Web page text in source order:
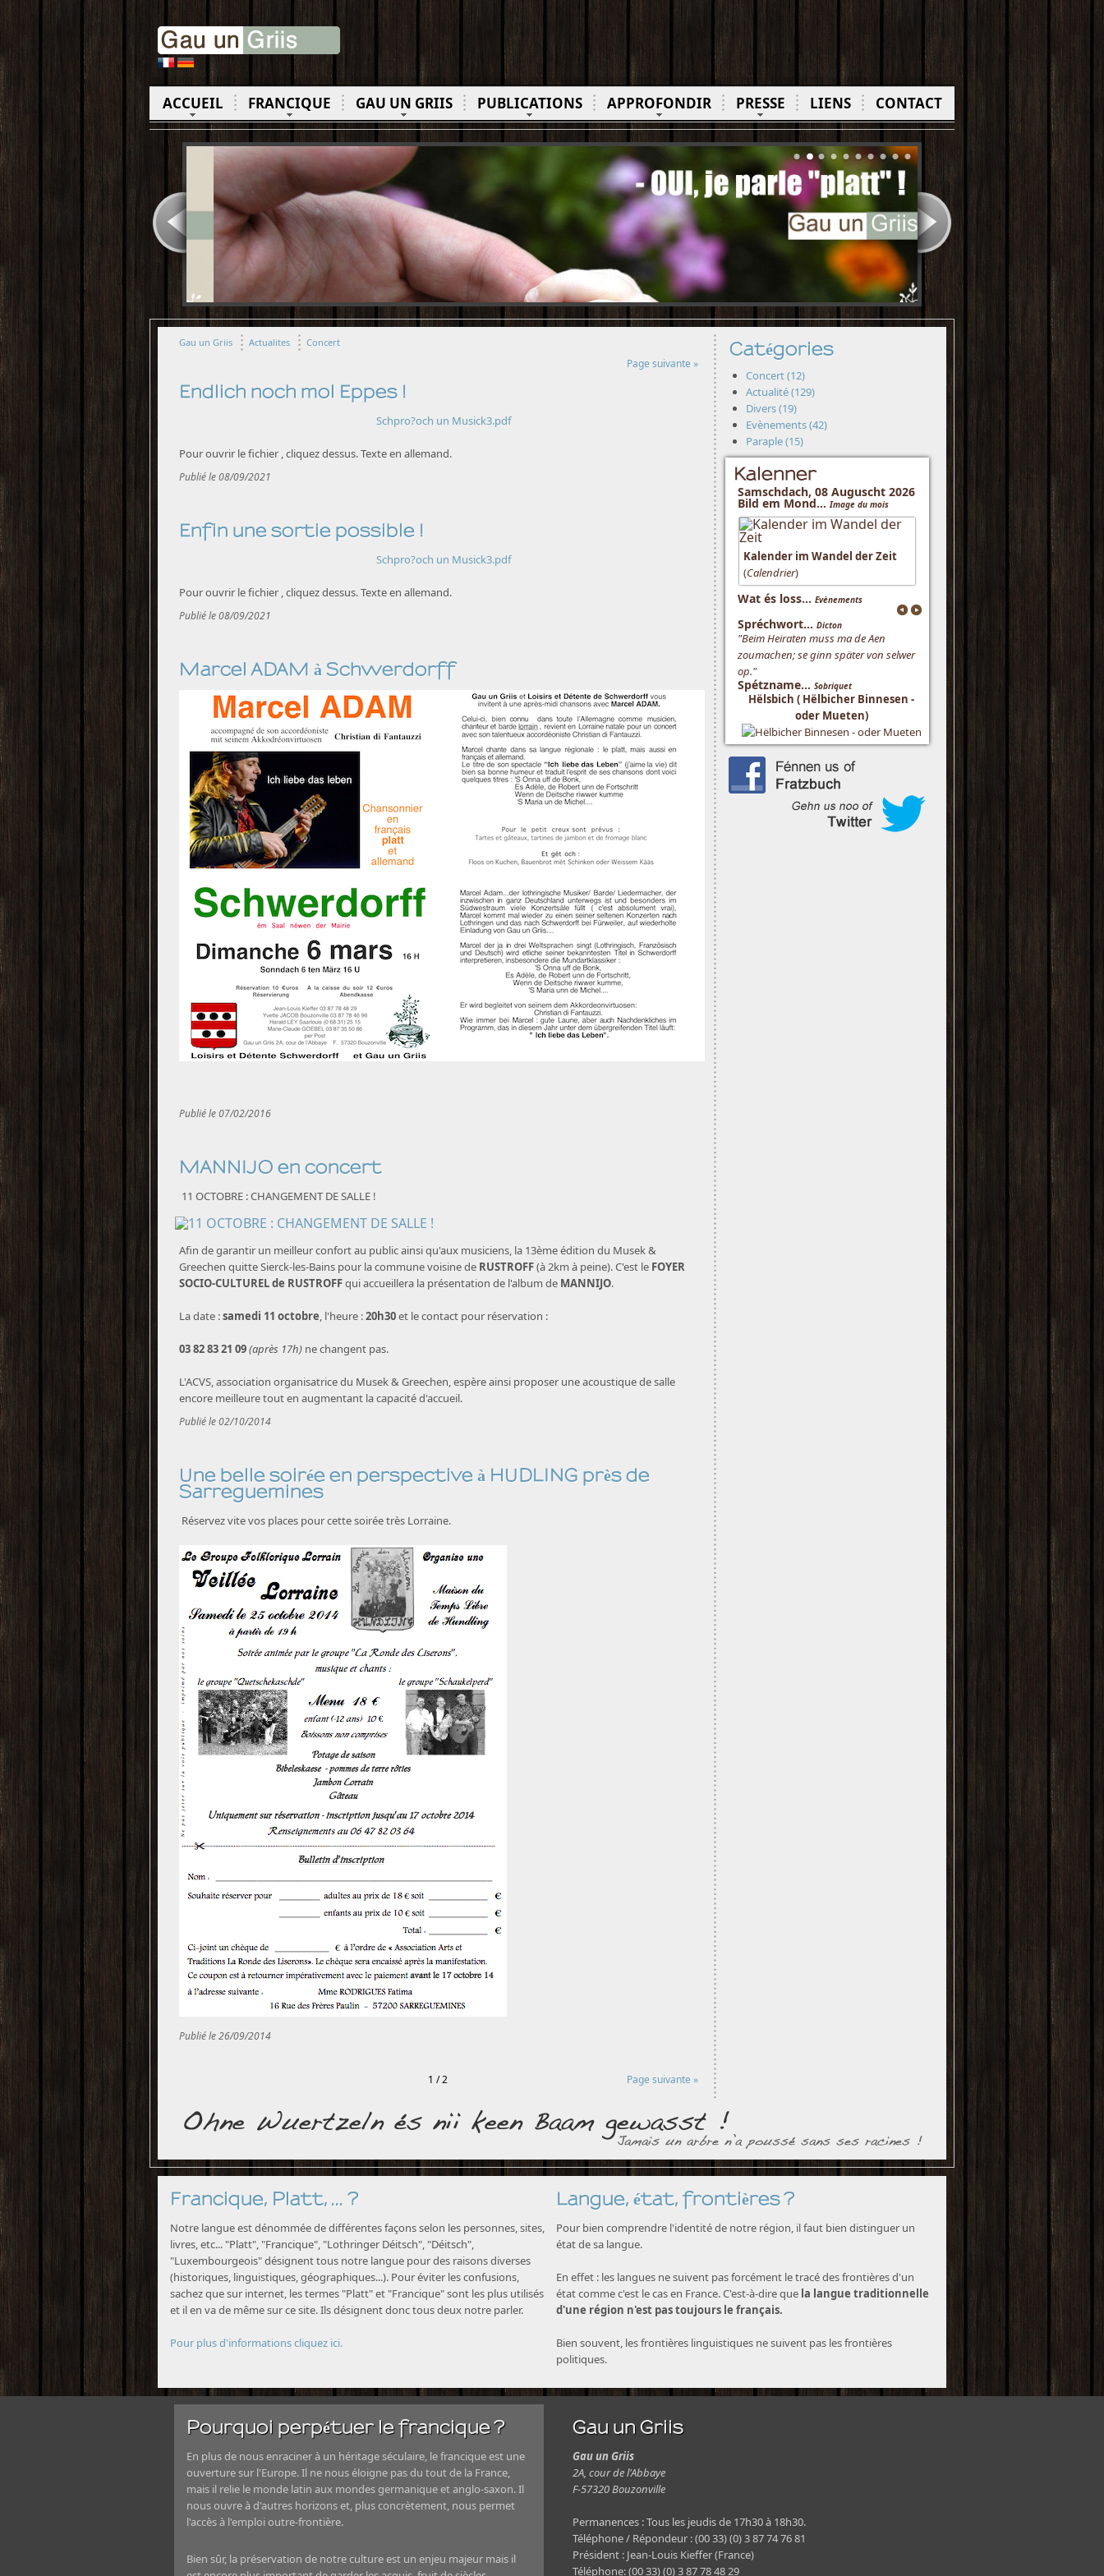
ACCUEIL FRANCIQUE GAU UN GRIIS PUBLICATIONS APPROFONDIR PRESSE LIENS CONTACT
Gau un Griis Actualites Concert
Page suivante »
Endlich noch mol Eppes !
Schpro?och un Musick3.pdf
Pour ouvrir le fichier , cliquez dessus. Texte en allemand.
Publié le 08/09/2021
Enfin une sortie possible !
Schpro?och un Musick3.pdf
Pour ouvrir le fichier , cliquez dessus. Texte en allemand.
Publié le 08/09/2021
Marcel ADAM à Schwerdorff
Publié le 07/02/2016
MANNIJO en concert
11 OCTOBRE : CHANGEMENT DE SALLE !
Afin de garantir un meilleur confort au public ainsi qu'aux musiciens, la 13ème édition du Musek &
Greechen quitte Sierck-les-Bains pour la commune voisine de RUSTROFF(à 2km à peine). C'est le FOYER
SOCIO-CULTUREL de RUSTROFFqui accueillera la présentation de l'album de MANNIJO.
La date :samedi 11 octobre, l'heure :20h30et le contact pour réservation :
03 82 83 21 09(après 17h) ne changent pas.
L'ACVS, association organisatrice du Musek & Greechen, espère ainsi proposer une acoustique de salle
encore meilleure tout en augmentant la capacité d'accueil.
Publié le 02/10/2014
Une belle soirée en perspective à HUDLING près de
Sarreguemines
Réservez vite vos places pour cette soirée très Lorraine.
Publié le 26/09/2014
1 / 2 Page suivante »
Catégories
Concert (12)
Actualité (129)
Divers (19)
Evènements (42)
Paraple (15)
Kalenner
Samschdach, 08 Auguscht 2026
Bild em Mond...Image du mois
Kalender im Wandel der Zeit
(Calendrier)
Wat és loss... Evènements
Spréchwort... Dicton
"Beim Heiraten muss ma de Aen
zoumachen; se ginn später von selwer
op."
Spétzname... Sobriquet
Hëlsbich ( Hëlbicher Binnesen -
oder Mueten)
Francique, Platt, ... ?
Notre langue est dénommée de différentes façons selon les personnes, sites,
livres, etc... "Platt", "Francique", "Lothringer Déitsch", "Déitsch",
"Luxembourgeois" désignent tous notre langue pour des raisons diverses
(historiques, linguistiques, géographiques...). Pour éviter les confusions,
sachez que sur internet, les termes "Platt" et "Francique" sont les plus utilisés
et il en va de même sur ce site. Ils désignent donc tous deux notre parler.
Pour plus d'informations cliquez ici.
Langue, état, frontières ?
Pour bien comprendre l'identité de notre région, il faut bien distinguer un
état de sa langue.
En effet : les langues ne suivent pas forcément le tracé des frontières d'un
état comme c'est le cas en France. C'est-à-dire que la langue traditionnelle
d'une région n'est pas toujours le français.
Bien souvent, les frontières linguistiques ne suivent pas les frontières
politiques.
Pourquoi perpétuer le francique ?
En plus de nous enraciner à un héritage séculaire, le francique est une
ouverture sur l'Europe. Il ne nous éloigne pas du tout de la France,
mais il relie le monde latin aux mondes germanique et anglo-saxon. Il
nous ouvre à d'autres horizons et, plus concrètement, nous permet
l'accès à l'emploi outre-frontière.
Bien sûr, la préservation de notre culture est un enjeu majeur mais il
Gau un Griis
Gau un Griis
2A, cour de l'Abbaye
F-57320 Bouzonville
Permanences : Tous les jeudis de 17h30 à 18h30.
Téléphone / Répondeur : (00 33) (0) 3 87 74 76 81
Président : Jean-Louis Kieffer (France)
Téléphone: (00 33) (0) 3 87 78 48 29